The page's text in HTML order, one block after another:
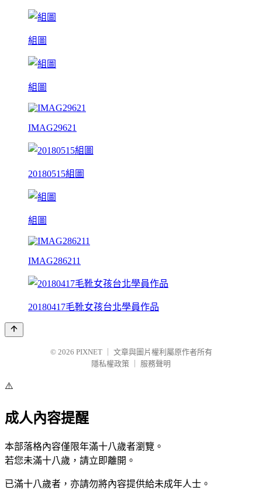
組圖
組圖
IMAG29621
20180515組圖
組圖
IMAG286211
20180417毛靴女孩台北學員作品
© 2026 PIXNET
文章與圖片權利屬原作者所有
隱私權政策
服務聲明
⚠️
成人內容提醒
本部落格內容僅限年滿十八歲者瀏覽。
若您未滿十八歲，請立即離開。
已滿十八歲者，亦請勿將內容提供給未成年人士。